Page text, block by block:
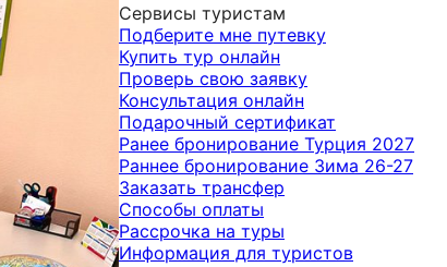
Сервисы туристам
Подберите мне путевку
Купить тур онлайн
Проверь свою заявку
Консультация онлайн
Подарочный сертификат
Ранее бронирование Турция 2027
Раннее бронирование Зима 26-27
Заказать трансфер
Способы оплаты
Рассрочка на туры
Информация для туристов